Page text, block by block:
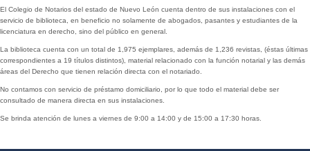
El Colegio de Notarios del estado de Nuevo León cuenta dentro de sus instalaciones con el
servicio de biblioteca, en beneficio no solamente de abogados, pasantes y estudiantes de la
licenciatura en derecho, sino del público en general.
La biblioteca cuenta con un total de 1,975 ejemplares, además de 1,236 revistas, (éstas últimas
correspondientes a 19 títulos distintos), material relacionado con la función notarial y las demás
áreas del Derecho que tienen relación directa con el notariado.
No contamos con servicio de préstamo domiciliario, por lo que todo el material debe ser
consultado de manera directa en sus instalaciones.
Se brinda atención de lunes a viernes de 9:00 a 14:00 y de 15:00 a 17:30 horas.